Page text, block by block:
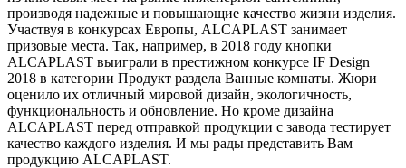
производя надежные и повышающие качество жизни изделия.
Участвуя в конкурсах Европы, ALCAPLAST занимает
призовые места. Так, например, в 2018 году кнопки
ALCAPLAST выиграли в престижном конкурсе IF Design
2018 в категории Продукт раздела Ванные комнаты. Жюри
оценило их отличный мировой дизайн, экологичность,
функциональность и обновление. Но кроме дизайна
ALCAPLAST перед отправкой продукции с завода тестирует
качество каждого изделия. И мы рады представить Вам
продукцию ALCAPLAST.